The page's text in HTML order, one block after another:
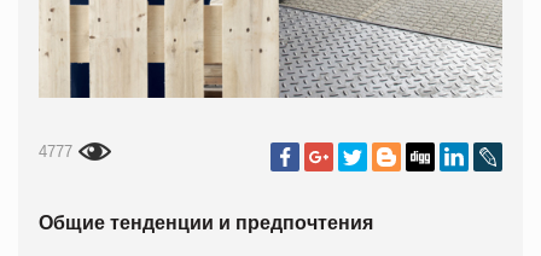
4777
Общие тенденции и предпочтения